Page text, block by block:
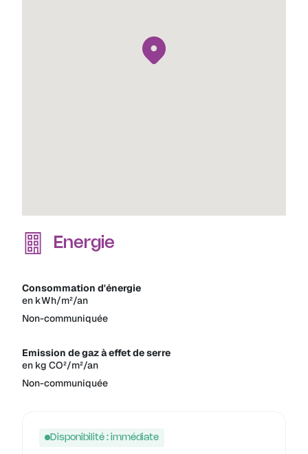
Energie
Consommation d'énergie
en kWh/m²/an
Non-communiquée
Emission de gaz à effet de serre
en kg CO²/m²/an
Non-communiquée
Disponibilité : immédiate